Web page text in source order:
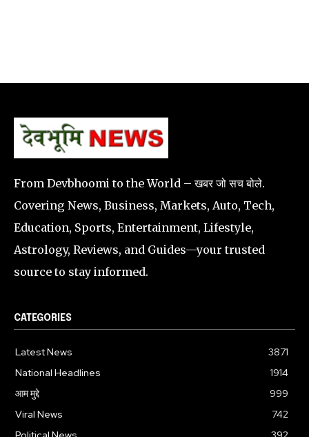
From Devbhoomi to the World – खबर जो सच बोले.
Covering News, Business, Markets, Auto, Tech,
Education, Sports, Entertainment, Lifestyle,
Astrology, Reviews, and Guides—your trusted
source to stay informed.
CATEGORIES
Latest News
3871
National Headlines
1914
आम मुद्दे
999
Viral News
742